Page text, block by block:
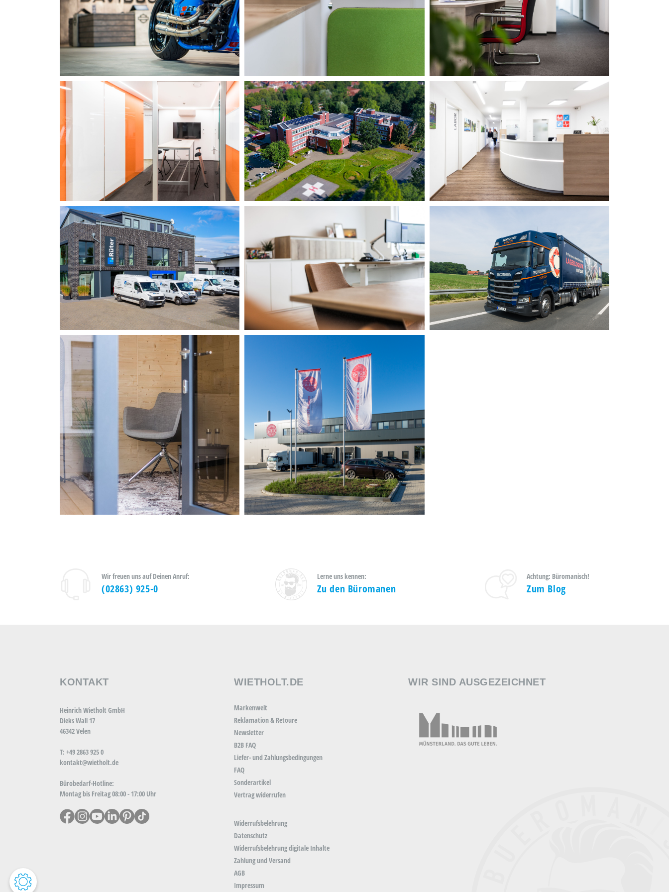
Büroeinrichtung
NEW GARDEN
Büroeinrichtung
IG-METALL
Büroeinrichtung
VR BANK
Büroeinrichtung
STADTVERWALTUNG
Software Solutions
PRAXIS OSMAN
RÜTER GMBH
Bürotechnik
BRUNNEN- UND
SPEZIALTIEFBAU
Büroeinrichtung
Wir freuen uns auf Deinen Anruf:
(02863) 925-0
Lerne uns kennen:
Zu den Büromanen
Achtung: Büromanisch!
Zum Blog
KONTAKT
Heinrich Wietholt GmbH
Dieks Wall 17
46342 Velen
T: +49 2863 925 0
kontakt@wietholt.de
Bürobedarf-Hotline:
Montag bis Freitag 08:00 - 17:00 Uhr
WIETHOLT.DE
Markenwelt
Reklamation & Retoure
Newsletter
B2B FAQ
Liefer- und Zahlungsbedingungen
FAQ
Sonderartikel
Vertrag widerrufen
Widerrufsbelehrung
Datenschutz
Widerrufsbelehrung digitale Inhalte
Zahlung und Versand
AGB
Impressum
WIR SIND AUSGEZEICHNET